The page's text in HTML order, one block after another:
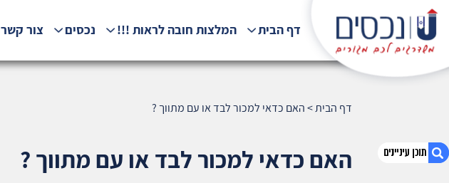
דף הבית המלצות חובה לראות !!! נכסים צור קשר
דף הבית>האם כדאי למכור לבד או עם מתווך ?
האם כדאי למכור לבד או עם מתווך ?